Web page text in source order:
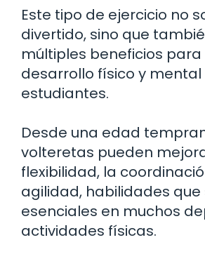
Este tipo de ejercicio no
divertido, sino que
múltiples beneficios para
desarrollo físico y mental
estudiantes.
Desde una edad
volteretas pueden
flexibilidad, la
agilidad, habilidades que
esenciales en muchos
actividades físicas.